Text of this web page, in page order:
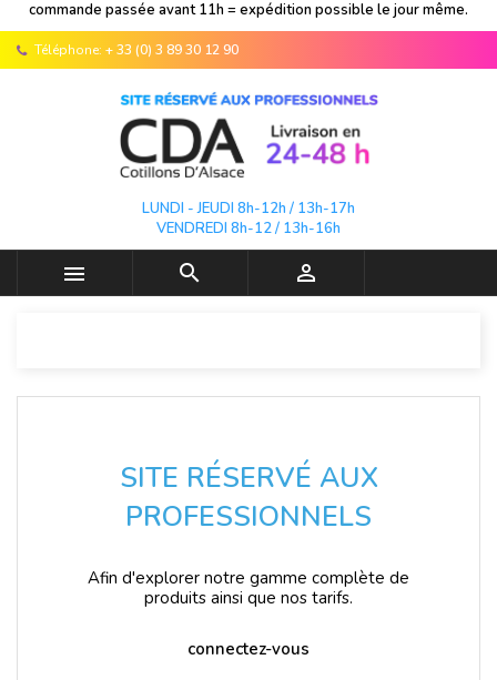
commande passée avant 11h = expédition possible le jour même.
Téléphone: + 33 (0) 3 89 30 12 90
LUNDI - JEUDI 8h-12h / 13h-17h
VENDREDI 8h-12 / 13h-16h
  
SITE RÉSERVÉ AUX
PROFESSIONNELS
Afin d'explorer notre gamme complète de
produits ainsi que nos tarifs.
connectez-vous